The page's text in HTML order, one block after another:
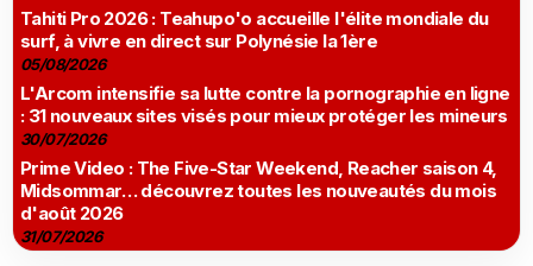
Tahiti Pro 2026 : Teahupo'o accueille l'élite mondiale du
surf, à vivre en direct sur Polynésie la 1ère
05/08/2026
L'Arcom intensifie sa lutte contre la pornographie en ligne
: 31 nouveaux sites visés pour mieux protéger les mineurs
30/07/2026
Prime Video : The Five-Star Weekend, Reacher saison 4,
Midsommar… découvrez toutes les nouveautés du mois
d'août 2026
31/07/2026